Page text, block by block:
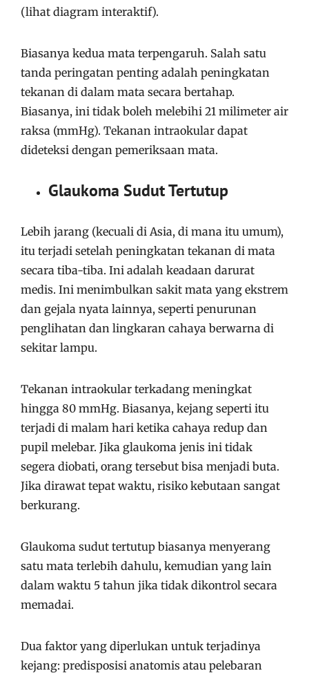
(lihat diagram interaktif).
Biasanya kedua mata terpengaruh. Salah satu
tanda peringatan penting adalah peningkatan
tekanan di dalam mata secara bertahap.
Biasanya, ini tidak boleh melebihi 21 milimeter air
raksa (mmHg). Tekanan intraokular dapat
dideteksi dengan pemeriksaan mata.
Glaukoma Sudut Tertutup
Lebih jarang (kecuali di Asia, di mana itu umum),
itu terjadi setelah peningkatan tekanan di mata
secara tiba-tiba. Ini adalah keadaan darurat
medis. Ini menimbulkan sakit mata yang ekstrem
dan gejala nyata lainnya, seperti penurunan
penglihatan dan lingkaran cahaya berwarna di
sekitar lampu.
Tekanan intraokular terkadang meningkat
hingga 80 mmHg. Biasanya, kejang seperti itu
terjadi di malam hari ketika cahaya redup dan
pupil melebar. Jika glaukoma jenis ini tidak
segera diobati, orang tersebut bisa menjadi buta.
Jika dirawat tepat waktu, risiko kebutaan sangat
berkurang.
Glaukoma sudut tertutup biasanya menyerang
satu mata terlebih dahulu, kemudian yang lain
dalam waktu 5 tahun jika tidak dikontrol secara
memadai.
Dua faktor yang diperlukan untuk terjadinya
kejang: predisposisi anatomis atau pelebaran